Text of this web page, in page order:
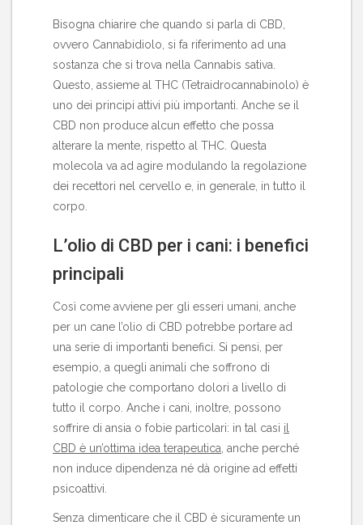
Bisogna chiarire che quando si parla di CBD,
ovvero Cannabidiolo, si fa riferimento ad una
sostanza che si trova nella Cannabis sativa.
Questo, assieme al THC (Tetraidrocannabinolo) è
uno dei principi attivi più importanti. Anche se il
CBD non produce alcun effetto che possa
alterare la mente, rispetto al THC. Questa
molecola va ad agire modulando la regolazione
dei recettori nel cervello e, in generale, in tutto il
corpo.
L’olio di CBD per i cani: i benefici
principali
Così come avviene per gli esseri umani, anche
per un cane l’olio di CBD potrebbe portare ad
una serie di importanti benefici. Si pensi, per
esempio, a quegli animali che soffrono di
patologie che comportano dolori a livello di
tutto il corpo. Anche i cani, inoltre, possono
soffrire di ansia o fobie particolari: in tal casi il
CBD è un’ottima idea terapeutica , anche perché
non induce dipendenza né dà origine ad effetti
psicoattivi.
Senza dimenticare che il CBD è sicuramente un